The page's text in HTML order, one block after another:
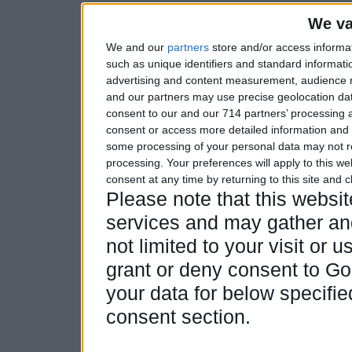
We
We and our partners store and/or access
such as unique identifiers and standard
advertising and content measurement,
and our partners may use precise geolocation
consent to our and our 714 partners’
consent or access more detailed information
some processing of your personal data may not
processing. Your preferences will apply to this
consent at any time by returning to this site and
Please note that this
services and may gather
not limited to your visit or
grant or deny consent to
your data for below
consent section.